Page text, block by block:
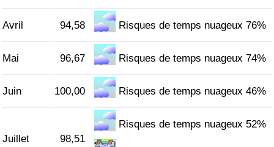
Avril 94,58 Risques de temps nuageux 76%
Mai 96,67 Risques de temps nuageux 74%
Juin 100,00 Risques de temps nuageux 46%
Juillet 98,51
Risques de temps nuageux 52%
Indice de Pollution par Pays
Indice de Trafic
Indice de Trafic (Actuel)